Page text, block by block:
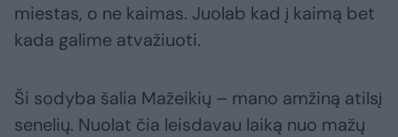
miestas, o ne kaimas. Juolab kad į kaimą bet
kada galime atvažiuoti.
Ši sodyba šalia Mažeikių – mano amžiną atilsį
senelių. Nuolat čia leisdavau laiką nuo mažų